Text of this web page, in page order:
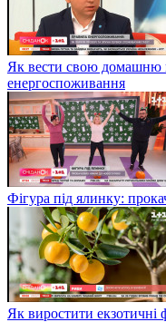
Як вести свою домашню
енергоспоживання
Фігура під ялинку:
Як виростити екзотичні